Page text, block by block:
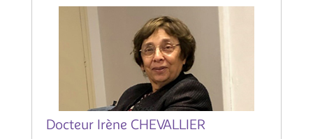
Docteur Irène CHEVALLIER